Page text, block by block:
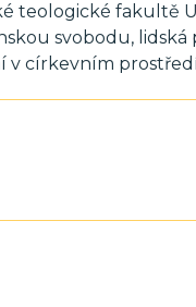
teologické fakultě
svobodu,
v církevním